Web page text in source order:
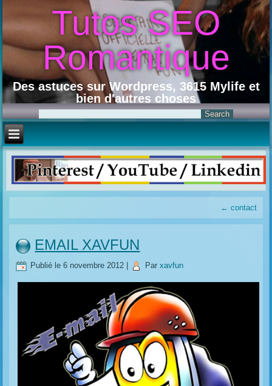
Tutos SEO
Romantique
Des astuces sur Wordpress, 3615 Mylife et
bien d'autres choses
← contact
EMAIL XAVFUN
Publié le 6 novembre 2012 Par xavfun